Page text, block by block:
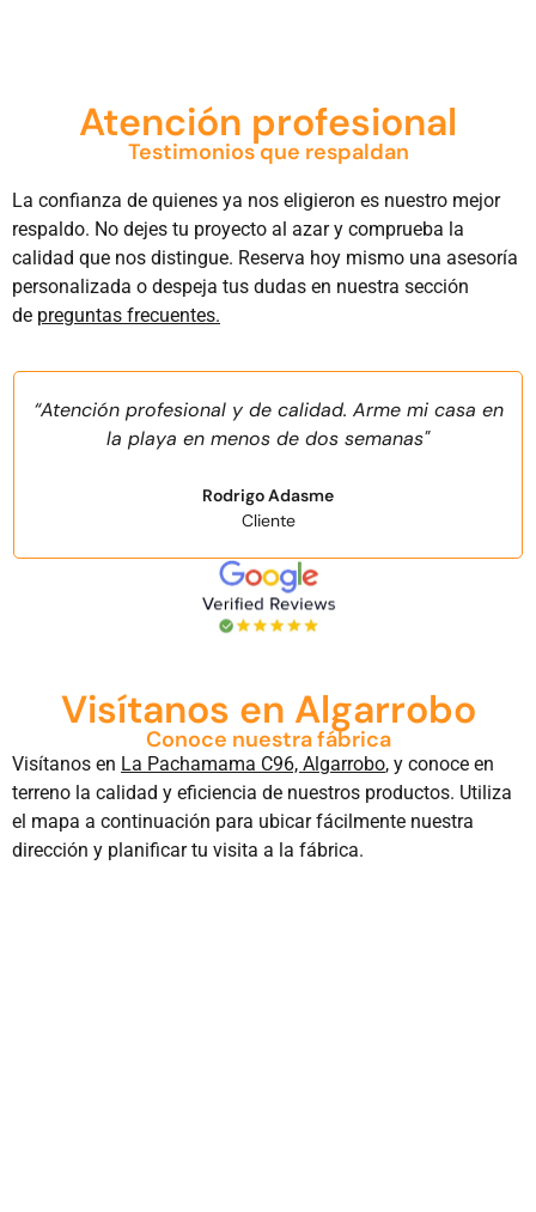
Atención profesional
Testimonios que respaldan
La confianza de quienes ya nos eligieron es nuestro mejor
respaldo. No dejes tu proyecto al azar y comprueba la
calidad que nos distingue. Reserva hoy mismo una asesoría
personalizada o despeja tus dudas en nuestra sección
de preguntas frecuentes.
“Atención profesional y de calidad. Arme mi casa en
la playa en menos de dos semanas"
Rodrigo Adasme
Cliente
Visítanos en Algarrobo
Conoce nuestra fábrica
Visítanos en La Pachamama C96, Algarrobo, y conoce en
terreno la calidad y eficiencia de nuestros productos. Utiliza
el mapa a continuación para ubicar fácilmente nuestra
dirección y planificar tu visita a la fábrica.